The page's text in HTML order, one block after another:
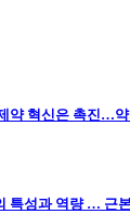
약 혁신은 촉진…
특성과 역량 … 근